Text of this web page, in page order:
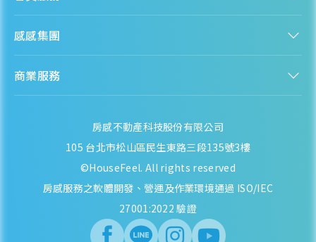
資訊安全政策
聯絡我們
熱門區域分析
房產知識庫
會員專區
感感集團
房感 HouseFeel
檬檬商城 Lemongrocery
商業服務
房感不動產科技股份有限公司
105 台北市松山區民生東路三段135號3樓
©HouseFeel. All rights reserved
房感服務之軟體開發、營運及作業環境通過 ISO/IEC
27001:2022 驗證